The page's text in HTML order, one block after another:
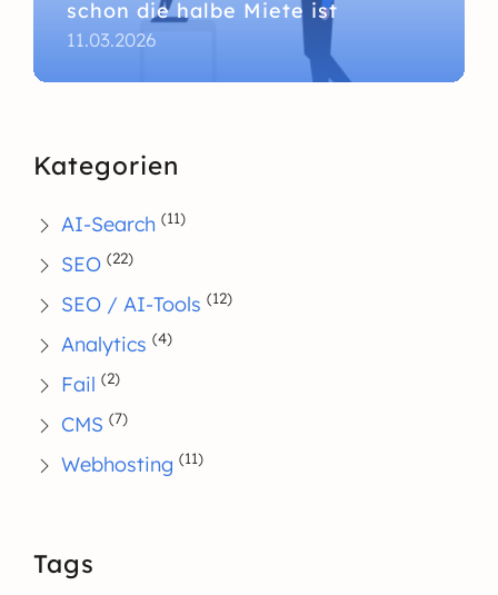
schon die halbe Miete ist
11.03.2026
Kategorien
AI-Search (11)
SEO (22)
SEO / AI-Tools (12)
Analytics (4)
Fail (2)
CMS (7)
Webhosting (11)
Tags